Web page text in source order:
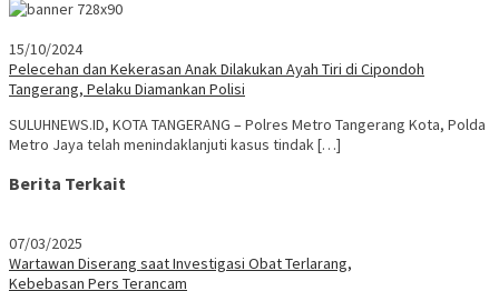
15/10/2024
Pelecehan dan Kekerasan Anak Dilakukan Ayah Tiri di Cipondoh
Tangerang, Pelaku Diamankan Polisi
SULUHNEWS.ID, KOTA TANGERANG – Polres Metro Tangerang Kota, Polda
Metro Jaya telah menindaklanjuti kasus tindak […]
Berita Terkait
07/03/2025
Wartawan Diserang saat Investigasi Obat Terlarang,
Kebebasan Pers Terancam